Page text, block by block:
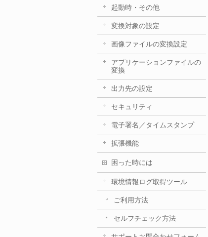
起動時・その他
変換対象の設定
画像ファイルの変換設定
アプリケーションファイルの
変換
出力先の設定
セキュリティ
電子署名／タイムスタンプ
拡張機能
困った時には
環境情報ログ取得ツール
ご利用方法
セルフチェック方法